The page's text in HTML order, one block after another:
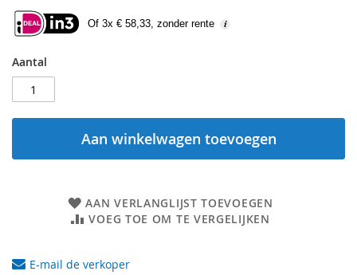
Of 3x € 58,33, zonder rente
Aantal
Aan winkelwagen toevoegen
AAN VERLANGLIJST TOEVOEGEN
VOEG TOE OM TE VERGELIJKEN
E-mail de verkoper